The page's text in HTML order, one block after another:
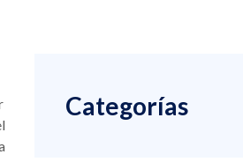
Categorías